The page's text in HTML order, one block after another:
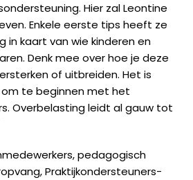
Hier zal Leontine
Enkele eerste tips heeft ze
in kaart van wie kinderen en
Denk mee over hoe je deze
of uitbreiden. Het is
te beginnen met het
Overbelasting leidt al gauw tot
pedagogisch
Praktijkondersteuners-